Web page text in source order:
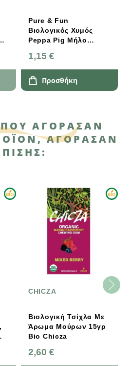
Pure & Fun
Βιολογικός Χυμός
Peppa Pig Μήλο
1,15 €
Προσθήκη
ΑΓΌΡΑΣΑΝ
ΑΓΌΡΑΣΑΝ
CHICZA
Βιολογική Τσίχλα Με
Άρωμα Μούρων 15γρ
Bio Chicza
2,60 €